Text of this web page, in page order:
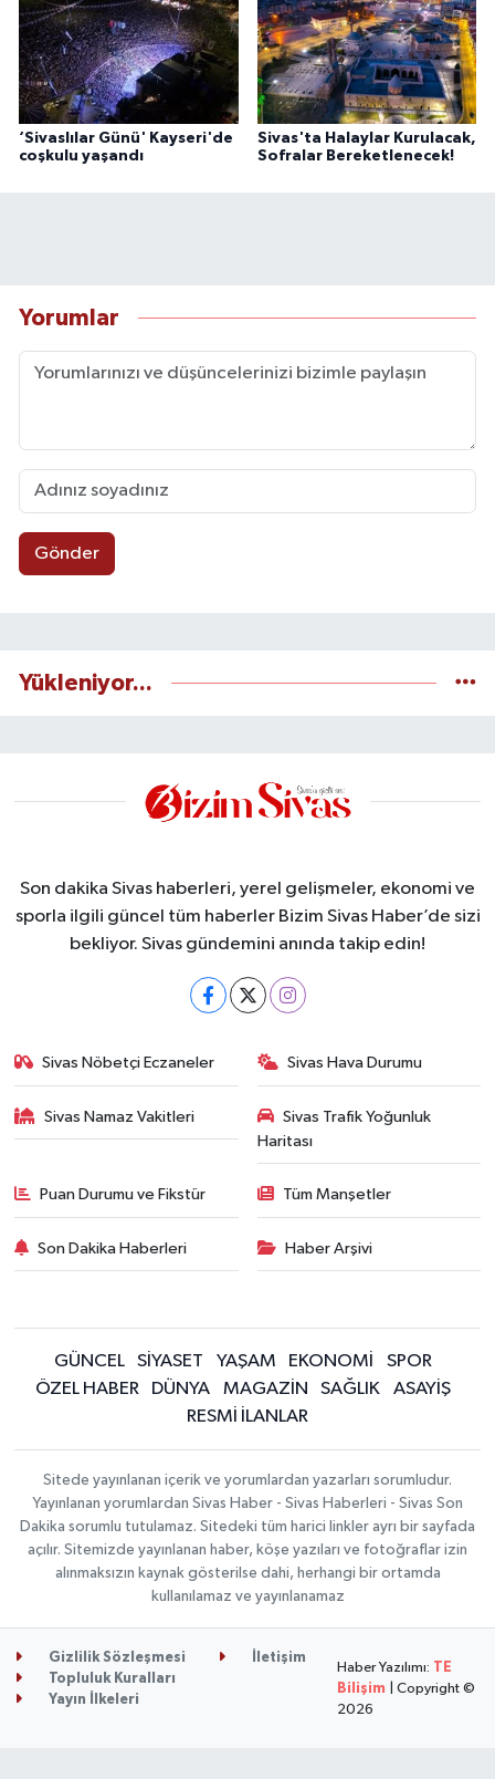
‘Sivaslılar Günü' Kayseri'de
coşkulu yaşandı
Sivas'ta Halaylar Kurulacak,
Sofralar Bereketlenecek!
Yorumlar
Gönder
Yükleniyor...
Son dakika Sivas haberleri, yerel gelişmeler, ekonomi ve
sporla ilgili güncel tüm haberler Bizim Sivas Haber’de sizi
bekliyor. Sivas gündemini anında takip edin!
Sivas Nöbetçi Eczaneler Sivas Hava Durumu
Sivas Namaz Vakitleri
Sivas Trafik Yoğunluk
Haritası
Puan Durumu ve Fikstür Tüm Manşetler
Son Dakika Haberleri Haber Arşivi
GÜNCEL SİYASET YAŞAM EKONOMİ
SPOR
ÖZEL HABER
DÜNYA MAGAZİN SAĞLIK
ASAYİŞ
RESMİ İLANLAR
Sitede yayınlanan içerik ve yorumlardan yazarları sorumludur.
Yayınlanan yorumlardan Sivas Haber - Sivas Haberleri - Sivas Son
Dakika sorumlu tutulamaz. Sitedeki tüm harici linkler ayrı bir sayfada
açılır. Sitemizde yayınlanan haber, köşe yazıları ve fotoğraflar izin
alınmaksızın kaynak gösterilse dahi, herhangi bir ortamda
kullanılamaz ve yayınlanamaz
Gizlilik Sözleşmesi
İletişim
Topluluk Kuralları
Yayın İlkeleri
Haber Yazılımı: TE
Bilişim | Copyright ©
2026